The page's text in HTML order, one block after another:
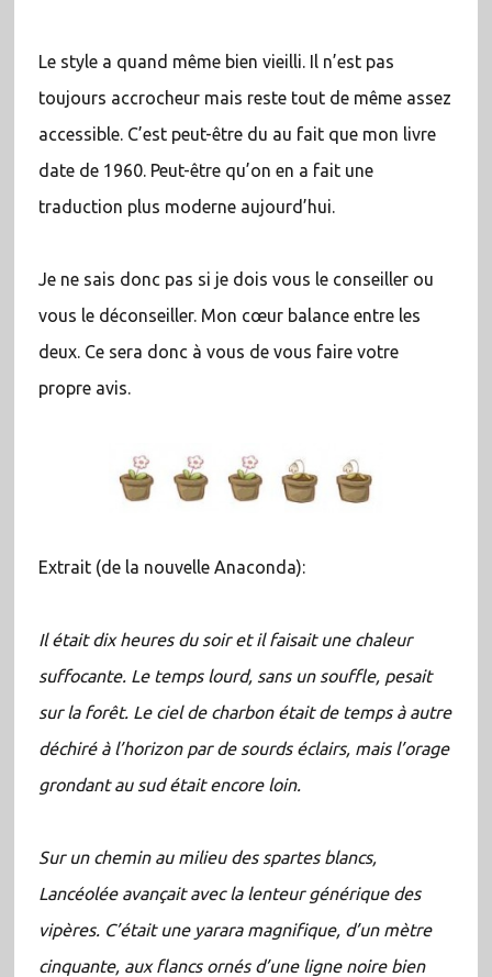
Le style a quand même bien vieilli. Il n’est pas
toujours accrocheur mais reste tout de même assez
accessible. C’est peut-être du au fait que mon livre
date de 1960. Peut-être qu’on en a fait une
traduction plus moderne aujourd’hui.
Je ne sais donc pas si je dois vous le conseiller ou
vous le déconseiller. Mon cœur balance entre les
deux. Ce sera donc à vous de vous faire votre
propre avis.
Extrait (de la nouvelle Anaconda):
Il était dix heures du soir et il faisait une chaleur
suffocante. Le temps lourd, sans un souffle, pesait
sur la forêt. Le ciel de charbon était de temps à autre
déchiré à l’horizon par de sourds éclairs, mais l’orage
grondant au sud était encore loin.
Sur un chemin au milieu des spartes blancs,
Lancéolée avançait avec la lenteur générique des
vipères. C’était une yarara magnifique, d’un mètre
cinquante, aux flancs ornés d’une ligne noire bien